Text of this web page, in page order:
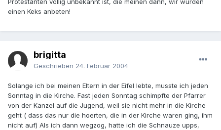
Protestanten völlig unbekannt ist, die meinen dann, wir würden
einen Keks anbeten!
brigitta
Geschrieben 24. Februar 2004
Solange ich bei meinen Eltern in der Eifel lebte, musste ich jeden
Sonntag in die Kirche. Fast jeden Sonntag schimpfte der Pfarrer
von der Kanzel auf die Jugend, weil sie nicht mehr in die Kirche
geht ( dass das nur die hoerten, die in der Kirche waren ging, ihm
nicht auf) Als ich dann wegzog, hatte ich die Schnauze upps,